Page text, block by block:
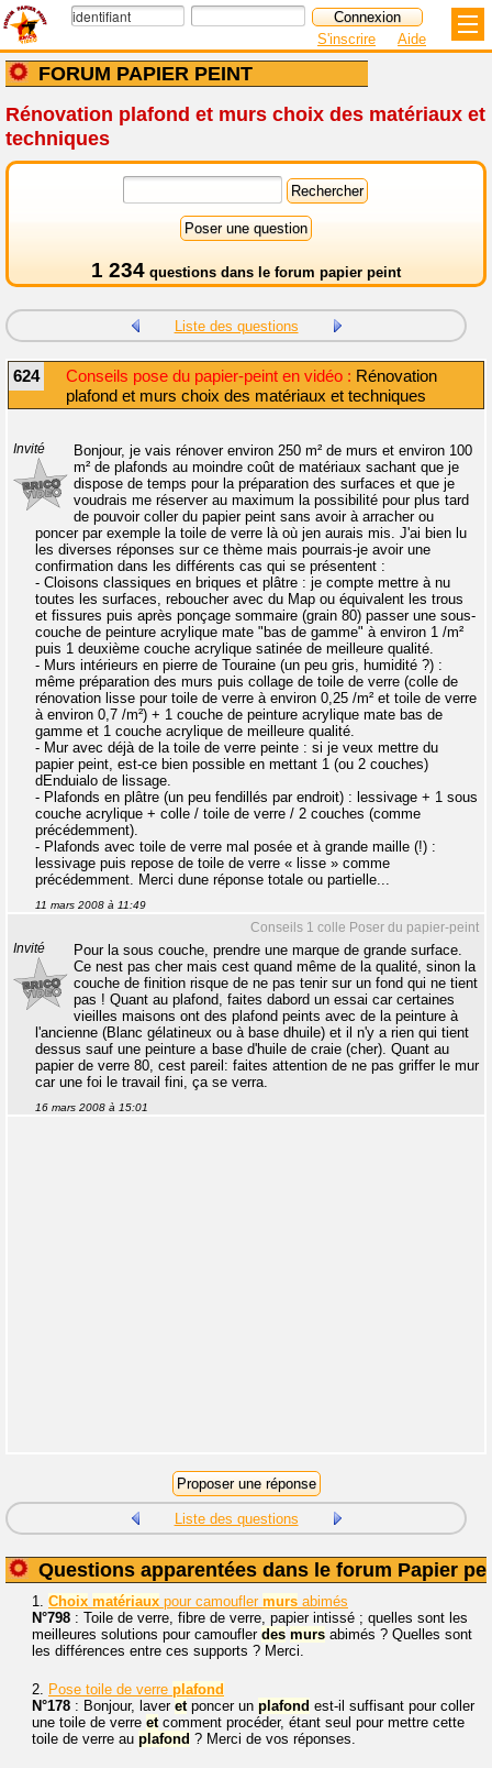
FORUM PAPIER PEINT
S'inscrire Aide
Rénovation plafond et murs choix des matériaux et
techniques
1 234 questions dans le forum papier peint
Liste des questions
624 Conseils pose du papier-peint en vidéo : Rénovation
plafond et murs choix des matériaux et techniques
Invité
Bonjour, je vais rénover environ 250 m² de murs et environ 100
m² de plafonds au moindre coût de matériaux sachant que je
dispose de temps pour la préparation des surfaces et que je
voudrais me réserver au maximum la possibilité pour plus tard
de pouvoir coller du papier peint sans avoir à arracher ou
poncer par exemple la toile de verre là où jen aurais mis. J'ai bien lu
les diverses réponses sur ce thème mais pourrais-je avoir une
confirmation dans les différents cas qui se présentent :
- Cloisons classiques en briques et plâtre : je compte mettre à nu
toutes les surfaces, reboucher avec du Map ou équivalent les trous
et fissures puis après ponçage sommaire (grain 80) passer une sous-
couche de peinture acrylique mate "bas de gamme" à environ 1 /m²
puis 1 deuxième couche acrylique satinée de meilleure qualité.
- Murs intérieurs en pierre de Touraine (un peu gris, humidité ?) :
même préparation des murs puis collage de toile de verre (colle de
rénovation lisse pour toile de verre à environ 0,25 /m² et toile de verre
à environ 0,7 /m²) + 1 couche de peinture acrylique mate bas de
gamme et 1 couche acrylique de meilleure qualité.
- Mur avec déjà de la toile de verre peinte : si je veux mettre du
papier peint, est-ce bien possible en mettant 1 (ou 2 couches)
dEnduialo de lissage.
- Plafonds en plâtre (un peu fendillés par endroit) : lessivage + 1 sous
couche acrylique + colle / toile de verre / 2 couches (comme
précédemment).
- Plafonds avec toile de verre mal posée et à grande maille (!) :
lessivage puis repose de toile de verre « lisse » comme
précédemment. Merci dune réponse totale ou partielle...
11 mars 2008 à 11:49
Conseils 1 colle Poser du papier-peint
Invité
Pour la sous couche, prendre une marque de grande surface.
Ce nest pas cher mais cest quand même de la qualité, sinon la
couche de finition risque de ne pas tenir sur un fond qui ne tient
pas ! Quant au plafond, faites dabord un essai car certaines
vieilles maisons ont des plafond peints avec de la peinture à
l'ancienne (Blanc gélatineux ou à base dhuile) et il n'y a rien qui tient
dessus sauf une peinture a base d'huile de craie (cher). Quant au
papier de verre 80, cest pareil: faites attention de ne pas griffer le mur
car une foi le travail fini, ça se verra.
16 mars 2008 à 15:01
Liste des questions
Questions apparentées dans le forum Papier
1. Choix matériaux pour camoufler murs abimés
N°798 : Toile de verre, fibre de verre, papier intissé ; quelles sont les
meilleures solutions pour camoufler des murs abimés ? Quelles sont
les différences entre ces supports ? Merci.
2. Pose toile de verre plafond
N°178 : Bonjour, laver etponcer un plafond est-il suffisant pour coller
une toile de verre etcomment procéder, étant seul pour mettre cette
toile de verre au plafond ? Merci de vos réponses.